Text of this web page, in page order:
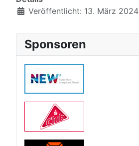
Veröffentlicht: 13. März 2024
Sponsoren